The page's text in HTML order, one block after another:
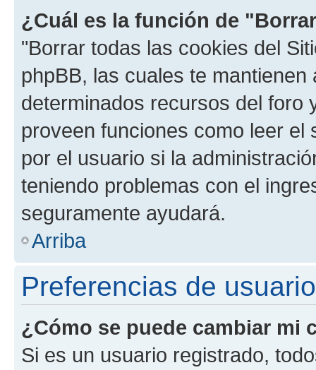
¿Cuál es la función de
"Borrar todas las cookies del
phpBB, las cuales te
determinados recursos del foro
proveen funciones como leer el
por el usuario si la
teniendo problemas con el
seguramente ayudará.
Arriba
Preferencias de
¿Cómo se puede cambiar mi
Si es un usuario registrado,